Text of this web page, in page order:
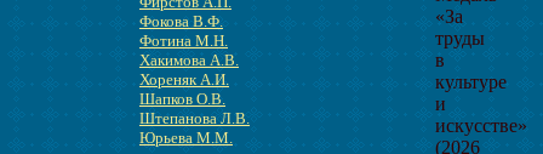
Фокова В.Ф.
Фотина М.Н.
Хакимова А.В.
Хореняк А.И.
Шапков О.В.
Штепанова Л.В.
Юрьева М.М.
«За
труды
в
культуре
и
искусстве»
(2026